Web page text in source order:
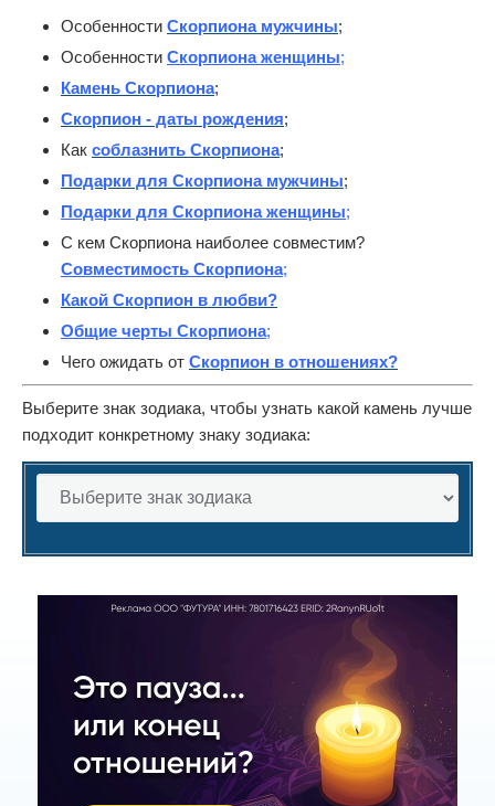
Особенности Скорпиона мужчины;
Особенности Скорпиона женщины;
Камень Скорпиона;
Скорпион - даты рождения;
Как соблазнить Скорпиона;
Подарки для Скорпиона мужчины;
Подарки для Скорпиона женщины;
С кем Скорпиона наиболее совместим?
Совместимость Скорпиона;
Какой Скорпион в любви?
Общие черты Скорпиона;
Чего ожидать от Скорпион в отношениях?
Выберите знак зодиака, чтобы узнать какой камень лучше
подходит конкретному знаку зодиака: